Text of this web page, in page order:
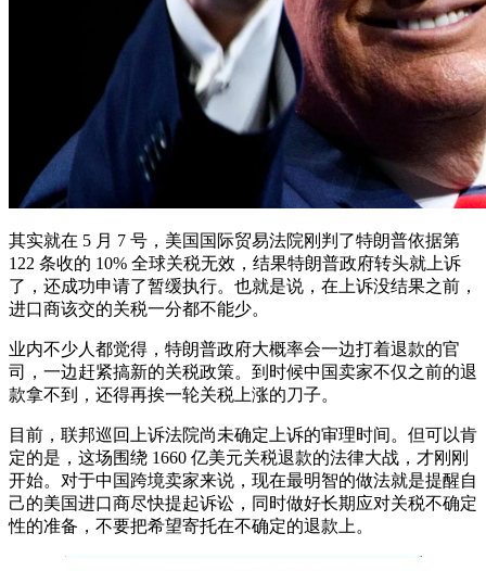
其实就在 5 月 7 号，美国国际贸易法院刚判了特朗普依据第
122 条收的 10% 全球关税无效，结果特朗普政府转头就上诉
了，还成功申请了暂缓执行。也就是说，在上诉没结果之前，
进口商该交的关税一分都不能少。
业内不少人都觉得，特朗普政府大概率会一边打着退款的官
司，一边赶紧搞新的关税政策。到时候中国卖家不仅之前的退
款拿不到，还得再挨一轮关税上涨的刀子。
目前，联邦巡回上诉法院尚未确定上诉的审理时间。但可以肯
定的是，这场围绕 1660 亿美元关税退款的法律大战，才刚刚
开始。对于中国跨境卖家来说，现在最明智的做法就是提醒自
己的美国进口商尽快提起诉讼，同时做好长期应对关税不确定
性的准备，不要把希望寄托在不确定的退款上。